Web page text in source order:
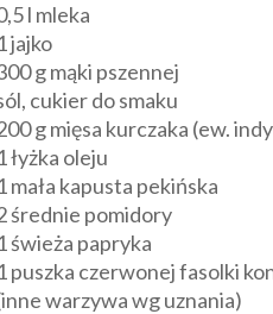
l mleka
jajko
g mąki pszennej
cukier do smaku
g mięsa kurczaka (ew.
łyżka oleju
mała kapusta pekińska
średnie pomidory
świeża papryka
puszka czerwonej fasolki
warzywa wg uznania)